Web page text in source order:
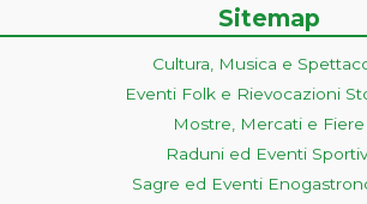
Sitemap
Cultura, Musica e
Eventi Folk e Rievocazioni
Mostre, Mercati e Fiere
Raduni ed Eventi
Sagre ed Eventi